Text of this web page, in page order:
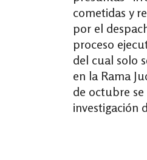
cometidas y
por el
proceso
del cual solo
en la Rama
de octubre
investigación